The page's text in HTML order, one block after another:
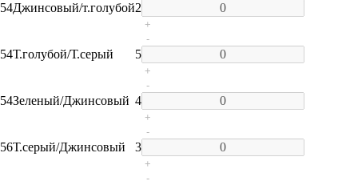
54Джинсовый/т.голубой2
+
54Т.голубой/Т.серый 5
-
+
54Зеленый/Джинсовый 4
-
+
56Т.серый/Джинсовый 3
-
+
-